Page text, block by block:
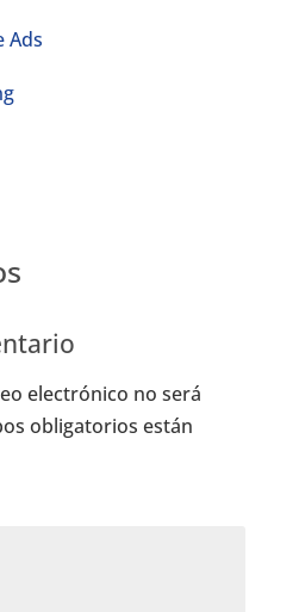
Ads
electrónico no será
obligatorios están